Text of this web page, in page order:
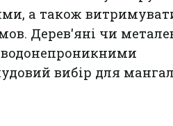
а також
Дерев'яні чи
водонепроникними
вибір для